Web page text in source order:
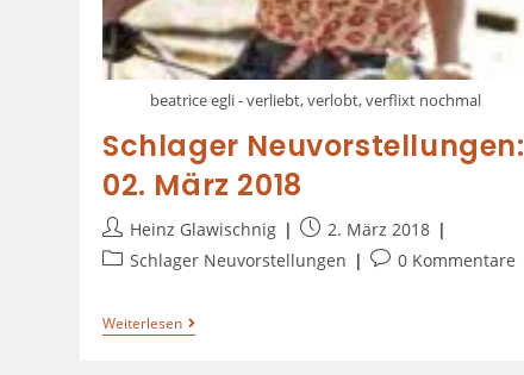
beatrice egli - verliebt, verlobt, verflixt nochmal
Schlager Neuvorstellungen:
02. März 2018
Heinz Glawischnig
2. März 2018
Schlager Neuvorstellungen
0 Kommentare
Weiterlesen